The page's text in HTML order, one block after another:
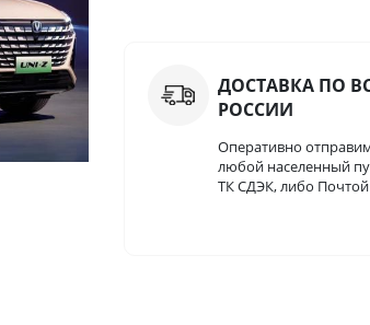
ДОСТАВКА ПО
РОССИИ
Оперативно
любой населенный
ТК СДЭК, либо